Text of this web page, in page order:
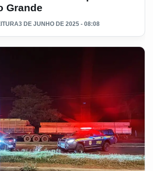
Grande
3 DE JUNHO DE 2025 - 08:08